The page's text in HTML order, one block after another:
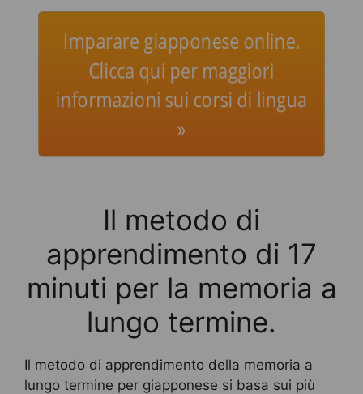
Imparare giapponese online.
Clicca qui per maggiori
informazioni sui corsi di lingua
»
Il metodo di
apprendimento di 17
minuti per la memoria a
lungo termine.
Il metodo di apprendimento della memoria a
lungo termine per giapponese si basa sui più